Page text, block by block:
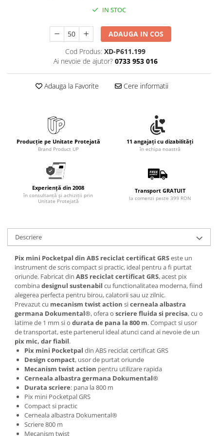
Markere diverse
Carioci si creioane colorate
Rezerve instrumente scris
Curatenie si igiena
Produse Antibacteriene
Articole pentru baie
Articole pentru bucatarie
Hartie igienica, prosoape hartie si
geamuri, mobila
Articole pentru birou, suprafete,
pardoseli
Intretinere si odorizante masina
Saci de gunoi
Accesorii pentru curatenie
Tipografie si stampile
Formulare tipizate
Caiete si blocnotesuri
personalizate
Stampile, tusiere si tus
Protectia muncii si Imbracaminte
Imbracaminte
Tricouri
Bluze & Pulovere
IN STOC
ADAUGA IN COS
Cod Produs: XD-P611.199
Ai nevoie de ajutor? 0733 953 016
Adauga la Favorite Cere informatii
Producție pe Unitate Protejată
Brand Product UP
11 angajați cu dizabilități
în echipa noastră
Experiență din 2008
în consultanță și achiziții prin
Unitate Protejată
Transport GRATUIT
la comenzi peste 399 RON
Descriere
Pix mini Pocketpal din ABS reciclat certificat GRSeste un
instrument de scris compact si practic, ideal pentru a fi purtat
oriunde. Fabricat din ABS reciclat certificat GRS, acest pix
combinadesignul sustenabil cu functionalitatea moderna, fiind
alegerea perfecta pentru birou, calatorii sau uz zilnic.
Prevazut cu mecanism twist action sicerneala albastra
germana Dokumental®, ofera o scriere fluida si precisa, cu o
latime de 1 mm si o durata de pana la 800 m. Compact si usor
de transportat, este partenerul ideal atunci cand ai nevoie de un
pix mic, dar fiabil.
Pix mini Pocketpal din ABS reciclat certificat GRS
Design compact, usor de purtat oriunde
Mecanism twist action pentru utilizare rapida
Cerneala albastra germana Dokumental®
Durata scriere: pana la 800 m
Pix mini Pocketpal GRS
Compact si practic
Cerneala albastra Dokumental®
Scriere 800 m
Mecanism twist